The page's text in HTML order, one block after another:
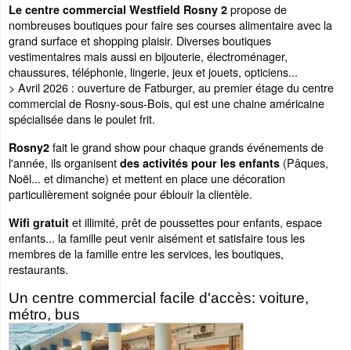
Le centre commercial Westfield Rosny 2 propose de
nombreuses boutiques pour faire ses courses alimentaire avec la
grand surface et shopping plaisir. Diverses boutiques
vestimentaires mais aussi en bijouterie, électroménager,
chaussures, téléphonie, lingerie, jeux et jouets, opticiens...
> Avril 2026 : ouverture de Fatburger, au premier étage du centre
commercial de Rosny-sous-Bois, qui est une chaine américaine
spécialisée dans le poulet frit.
Rosny2 fait le grand show pour chaque grands événements de
l'année, ils organisent des activités pour les enfants (Pâques,
Noël... et dimanche) et mettent en place une décoration
particulièrement soignée pour éblouir la clientèle.
Wifi gratuit et illimité, prêt de poussettes pour enfants, espace
enfants... la famille peut venir aisément et satisfaire tous les
membres de la famille entre les services, les boutiques,
restaurants.
Un centre commercial facile d'accès: voiture,
métro, bus